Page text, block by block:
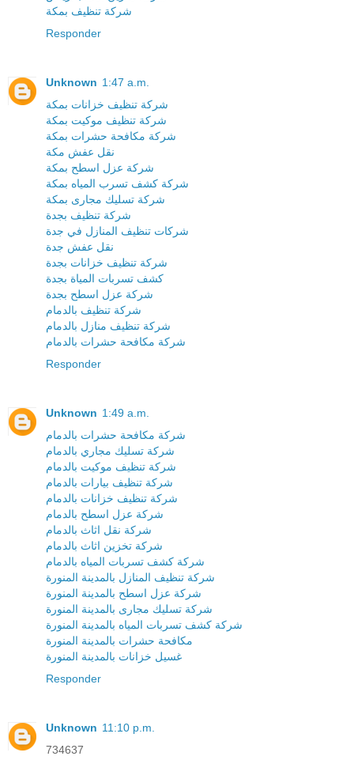
شركة تنظيف بمكة
Responder
Unknown 1:47 a.m.
شركة تنظيف خزانات بمكة
شركة تنظيف موكيت بمكة
شركة مكافحة حشرات بمكة
نقل عفش مكة
شركة عزل اسطح بمكة
شركة كشف تسرب المياه بمكة
شركة تسليك مجارى بمكة
شركة تنظيف بجدة
شركات تنظيف المنازل في جدة
نقل عفش جدة
شركة تنظيف خزانات بجدة
كشف تسربات المياة بجدة
شركة عزل اسطح بجدة
شركة تنظيف بالدمام
شركة تنظيف منازل بالدمام
شركة مكافحة حشرات بالدمام
Responder
Unknown 1:49 a.m.
شركة مكافحة حشرات بالدمام
شركة تسليك مجاري بالدمام
شركة تنظيف موكيت بالدمام
شركة تنظيف بيارات بالدمام
شركة تنظيف خزانات بالدمام
شركة عزل اسطح بالدمام
شركة نقل اثاث بالدمام
شركة تخزين اثاث بالدمام
شركة كشف تسربات المياه بالدمام
شركة تنظيف المنازل بالمدينة المنورة
شركة عزل اسطح بالمدينة المنورة
شركة تسليك مجارى بالمدينة المنورة
شركة كشف تسربات المياه بالمدينة المنورة
مكافحة حشرات بالمدينة المنورة
غسيل خزانات بالمدينة المنورة
Responder
Unknown 11:10 p.m.
734637